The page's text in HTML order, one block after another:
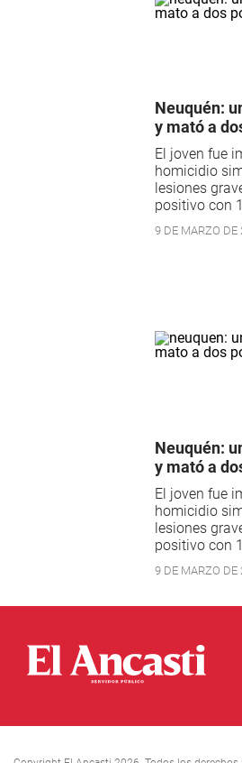
Neuquén:
y mató a
El joven fue
homicidio
lesiones
positivo con
9 DE MARZO
Neuquén:
y mató a
El joven fue
homicidio
lesiones
positivo con
9 DE MARZO